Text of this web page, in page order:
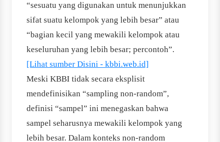
“sesuatu yang digunakan untuk menunjukkan
sifat suatu kelompok yang lebih besar” atau
“bagian kecil yang mewakili kelompok atau
keseluruhan yang lebih besar; percontoh”.
[Lihat sumber Disini - kbbi.web.id]
Meski KBBI tidak secara eksplisit
mendefinisikan “sampling non-random”,
definisi “sampel” ini menegaskan bahwa
sampel seharusnya mewakili kelompok yang
lebih besar. Dalam konteks non-random